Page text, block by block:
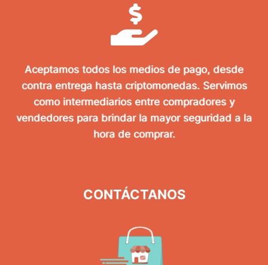
Aceptamos todos los medios de pago, desde
contra entrega hasta criptomonedas. Servimos
como intermediarios entre compradores y
vendedores para brindar la mayor seguridad a la
hora de comprar.
CONTÁCTANOS